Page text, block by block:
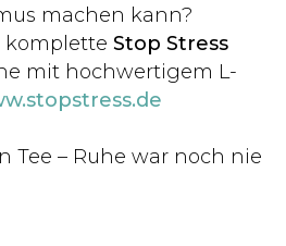
machen kann?
komplette Stop Stress
mit hochwertigem L-
Tee – Ruhe war noch nie